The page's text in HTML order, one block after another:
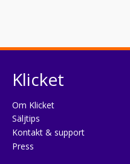
Klicket
Om Klicket
Säljtips
Kontakt & support
Press